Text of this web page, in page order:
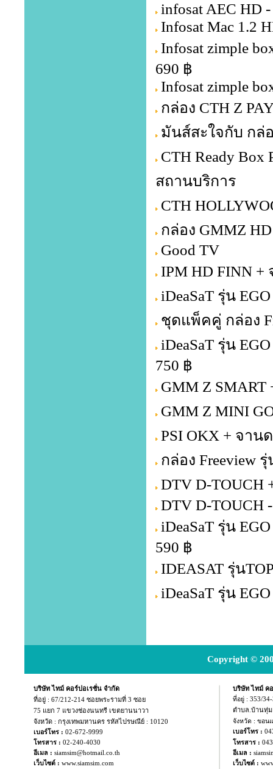
infosat AEC HD
Infosat Mac 1.2
Infosat zimple
690 ฿
Infosat zimple
กล่อง CTH Z
มันส์สะใจกับ กล่
CTH Ready
สถานบริการ
CTH
กล่อง GMMZ
Good TV
IPM HD FINN +
iDeaSaT รุ่น
ชุดแพ็คคู่ กล่อง
iDeaSaT รุ่น
750 ฿
GMM Z SMART
GMM Z MINI
PSI OKX + จาน
กล่อง Freeview
DTV D-TOUCH
DTV D-TOUCH
iDeaSaT รุ่น
590 ฿
IDEASAT รุ่น
iDeaSaT รุ่น
Copyright ©
บริษัท ไทม์ คอร์ปอเรชั่น จำกัด
ที่อยู่ : 67/212-214 ซอยพระรามที่ 3 ซอย
75 แยก 7 แขวงช่องนนทรี เขตยานนาวา
จังหวัด : กรุงเทพมหานคร รหัสไปรษณีย์ : 10120
เบอร์โทร : 02-672-9999
โทรสาร : 02-240-4030
อีเมล : siamsim@hotmail.co.th
เว็บไซต์ : www.siamsim.com
บริษัท ไทม์ ค
ที่อยู่ : 353/
ตำบล.บ้านทุ่
จังหวัด : ขอน
เบอร์โทร :
โทรสาร :
อีเมล :
เว็บไซต์ :